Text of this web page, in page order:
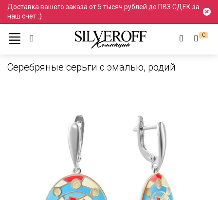
Доставка вашего заказа от 5 тысяч рублей до ПВЗ СДЕК за
наш счет :)
0
Каталог
Серьги
Серебряные серьги с эмалью, родий